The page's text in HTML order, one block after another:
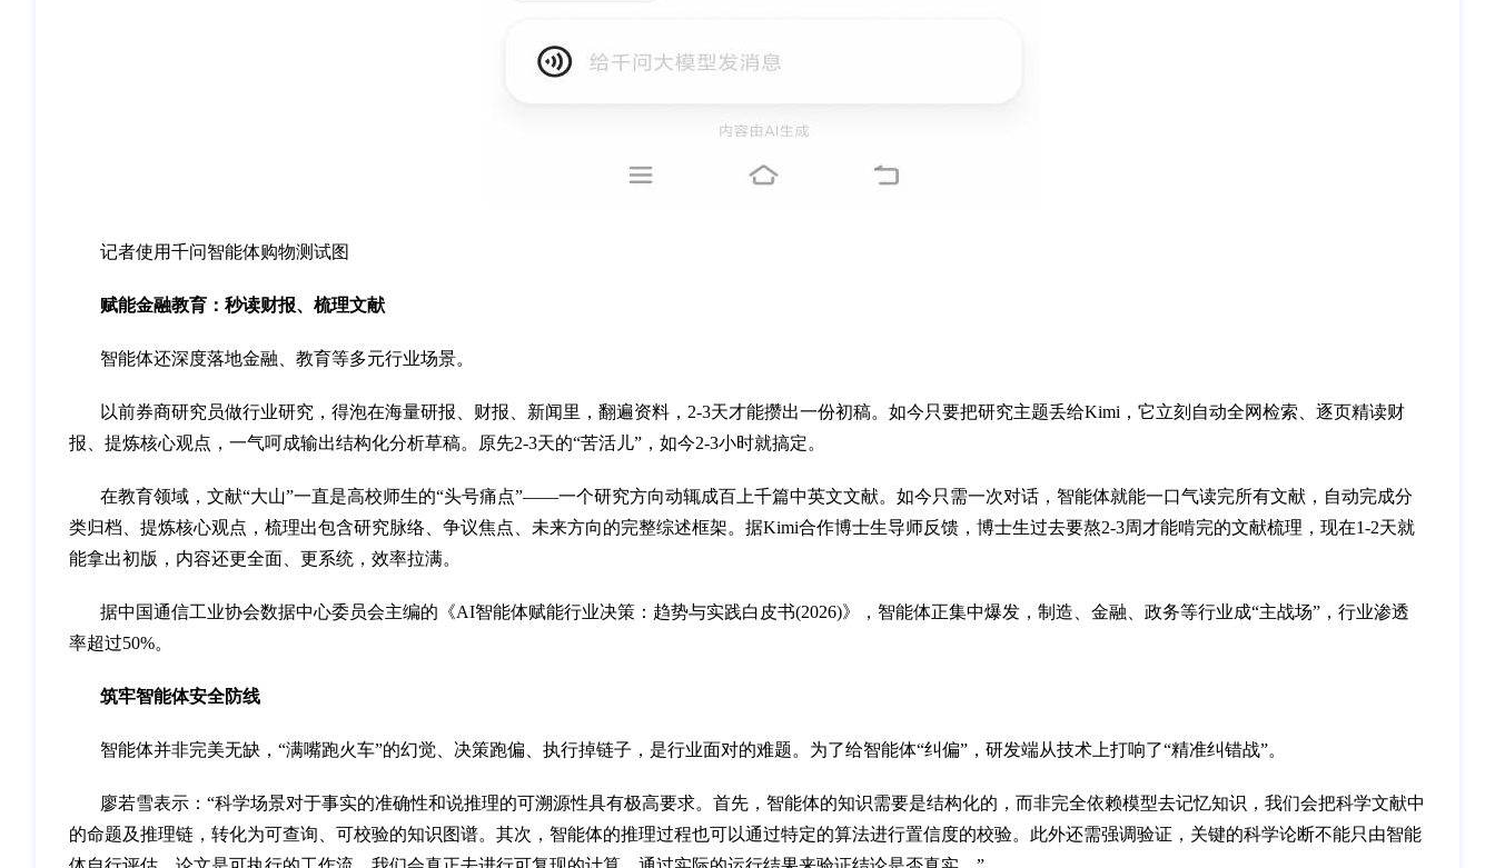
记者使用千问智能体购物测试图
赋能金融教育：秒读财报、梳理文献
智能体还深度落地金融、教育等多元行业场景。
以前券商研究员做行业研究，得泡在海量研报、财报、新闻里，翻遍资料，2-3天才能攒出一份初稿。如今只要把研究主题丢给Kimi，它立刻自动全网检索、逐页精读财
报、提炼核心观点，一气呵成输出结构化分析草稿。原先2-3天的“苦活儿”，如今2-3小时就搞定。
在教育领域，文献“大山”一直是高校师生的“头号痛点”——一个研究方向动辄成百上千篇中英文文献。如今只需一次对话，智能体就能一口气读完所有文献，自动完成分
类归档、提炼核心观点，梳理出包含研究脉络、争议焦点、未来方向的完整综述框架。据Kimi合作博士生导师反馈，博士生过去要熬2-3周才能啃完的文献梳理，现在1-2天就
能拿出初版，内容还更全面、更系统，效率拉满。
据中国通信工业协会数据中心委员会主编的《AI智能体赋能行业决策：趋势与实践白皮书(2026)》，智能体正集中爆发，制造、金融、政务等行业成“主战场”，行业渗透
率超过50%。
筑牢智能体安全防线
智能体并非完美无缺，“满嘴跑火车”的幻觉、决策跑偏、执行掉链子，是行业面对的难题。为了给智能体“纠偏”，研发端从技术上打响了“精准纠错战”。
廖若雪表示：“科学场景对于事实的准确性和说推理的可溯源性具有极高要求。首先，智能体的知识需要是结构化的，而非完全依赖模型去记忆知识，我们会把科学文献中
的命题及推理链，转化为可查询、可校验的知识图谱。其次，智能体的推理过程也可以通过特定的算法进行置信度的校验。此外还需强调验证，关键的科学论断不能只由智能